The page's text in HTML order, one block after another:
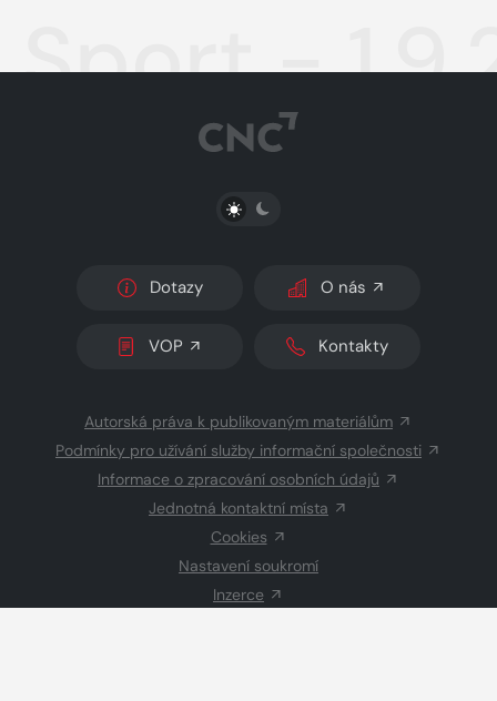
Sport -
PŘEPNOUT SVĚTLÝ/TMAVÝ REŽIM
Dotazy O nás
VOP Kontakty
Autorská práva k publikovaným materiálům
Podmínky pro užívání služby informační společnosti
Informace o zpracování osobních údajů
Jednotná kontaktní místa
Cookies
Nastavení soukromí
Inzerce